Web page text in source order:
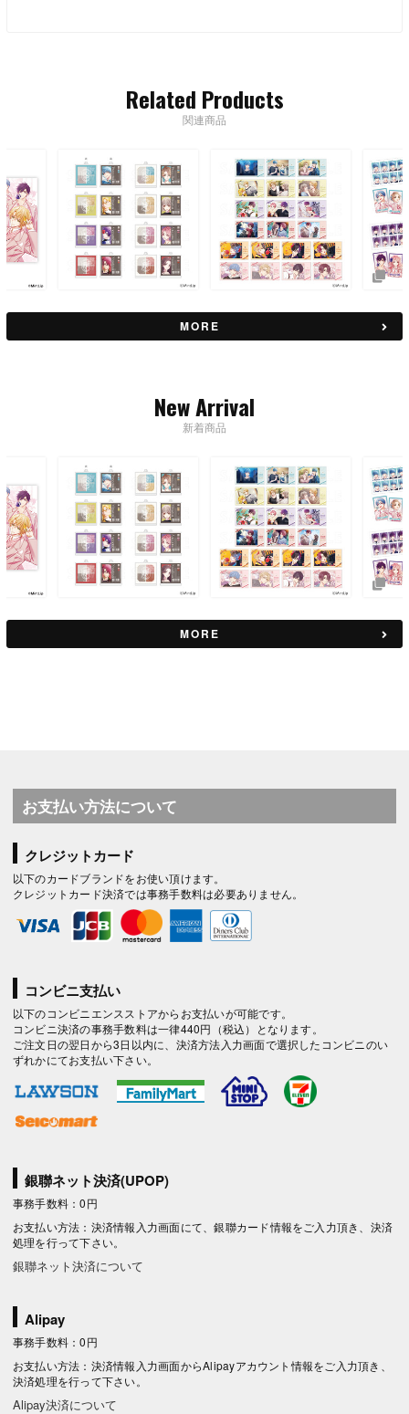
Related Products
関連商品
MORE
New Arrival
新着商品
MORE
お支払い方法について
クレジットカード
以下のカードブランドをお使い頂けます。
クレジットカード決済では事務手数料は必要ありません。
コンビニ支払い
以下のコンビニエンスストアからお支払いが可能です。
コンビニ決済の事務手数料は一律440円（税込）となります。
ご注文日の翌日から3日以内に、決済方法入力画面で選択したコンビニのい
ずれかにてお支払い下さい。
銀聯ネット決済(UPOP)
事務手数料：0円
お支払い方法：決済情報入力画面にて、銀聯カード情報をご入力頂き、決済
処理を行って下さい。
銀聯ネット決済について
Alipay
事務手数料：0円
お支払い方法：決済情報入力画面からAlipayアカウント情報をご入力頂き、
決済処理を行って下さい。
Alipay決済について